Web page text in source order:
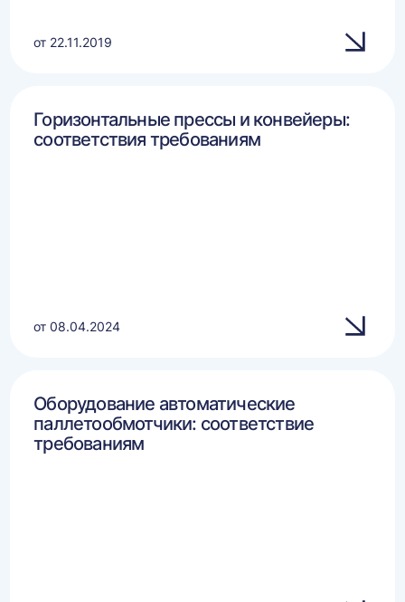
от 22.11.2019
Горизонтальные прессы и конвейеры:
соответствия требованиям
от 08.04.2024
Оборудование автоматические
паллетообмотчики: соответствие
требованиям